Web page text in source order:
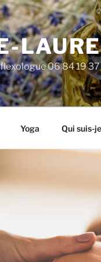
06 84 19
Yoga Qui suis-